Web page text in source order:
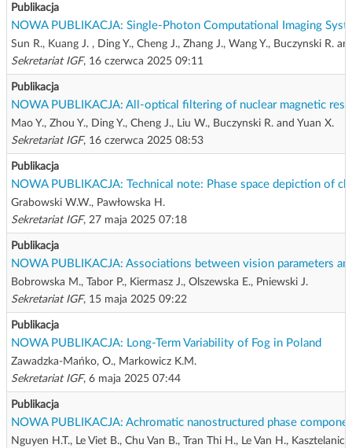
Publikacja
NOWA PUBLIKACJA: Single-Photon Computational Imaging
Sun R., Kuang J. , Ding Y., Cheng J., Zhang J., Wang Y., Buczynski R.
Sekretariat IGF, 16 czerwca 2025 09:11
Publikacja
NOWA PUBLIKACJA: All-optical filtering of nuclear magnetic
Mao Y., Zhou Y., Ding Y., Cheng J., Liu W., Buczynski R. and Yuan X.
Sekretariat IGF, 16 czerwca 2025 08:53
Publikacja
NOWA PUBLIKACJA: Technical note: Phase space depiction of
Grabowski W.W., Pawłowska H.
Sekretariat IGF, 27 maja 2025 07:18
Publikacja
NOWA PUBLIKACJA: Associations between vision parameters
Bobrowska M., Tabor P., Kiermasz J., Olszewska E., Pniewski J.
Sekretariat IGF, 15 maja 2025 09:22
Publikacja
NOWA PUBLIKACJA: Long-Term Variability of Fog in Poland
Zawadzka-Mańko, O., Markowicz K.M.
Sekretariat IGF, 6 maja 2025 07:44
Publikacja
NOWA PUBLIKACJA: Achromatic nanostructured phase
Nguyen H.T., Le Viet B., Chu Van B., Tran Thi H., Le Van H., Kasztelanic